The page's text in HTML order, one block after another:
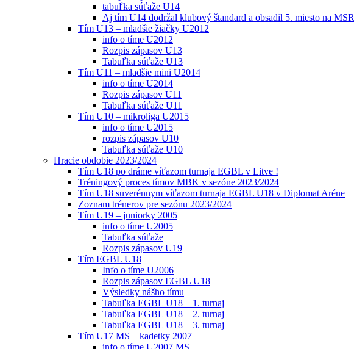
tabuľka súťaže U14
Aj tím U14 dodržal klubový štandard a obsadil 5. miesto na MSR
Tím U13 – mladšie žiačky U2012
info o tíme U2012
Rozpis zápasov U13
Tabuľka súťaže U13
Tím U11 – mladšie mini U2014
info o tíme U2014
Rozpis zápasov U11
Tabuľka súťaže U11
Tím U10 – mikroliga U2015
info o tíme U2015
rozpis zápasov U10
Tabuľka súťaže U10
Hracie obdobie 2023/2024
Tím U18 po dráme víťazom turnaja EGBL v Litve !
Tréningový proces tímov MBK v sezóne 2023/2024
Tím U18 suverénnym víťazom turnaja EGBL U18 v Diplomat Aréne
Zoznam trénerov pre sezónu 2023/2024
Tím U19 – juniorky 2005
info o tíme U2005
Tabuľka súťaže
Rozpis zápasov U19
Tím EGBL U18
Info o tíme U2006
Rozpis zápasov EGBL U18
Výsledky nášho tímu
Tabuľka EGBL U18 – 1. turnaj
Tabuľka EGBL U18 – 2. turnaj
Tabuľka EGBL U18 – 3. turnaj
Tím U17 MS – kadetky 2007
info o tíme U2007 MS